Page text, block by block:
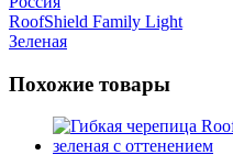
RoofShield Family Light
Зеленая
Похожие товары